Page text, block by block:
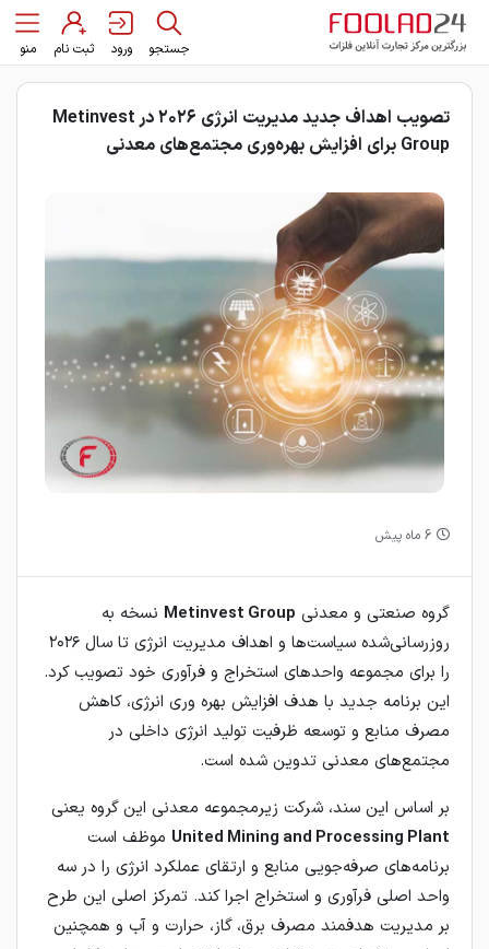
جستجو ورود ثبت نام منو
تصویب اهداف جدید مدیریت انرژی ۲۰۲۶ در Metinvest
Group برای افزایش بهره‌وری مجتمع‌های معدنی
6 ماه پیش
گروه صنعتی و معدنی Metinvest Group نسخه به‌
روزرسانی‌شده سیاست‌ها و اهداف مدیریت انرژی تا سال ۲۰۲۶
را برای مجموعه واحدهای استخراج و فرآوری خود تصویب کرد.
این برنامه جدید با هدف افزایش بهره‌ وری انرژی، کاهش
مصرف منابع و توسعه ظرفیت تولید انرژی داخلی در
مجتمع‌های معدنی تدوین شده است.
بر اساس این سند، شرکت زیرمجموعه معدنی این گروه یعنی
United Mining and Processing Plant موظف است
برنامه‌های صرفه‌جویی منابع و ارتقای عملکرد انرژی را در سه
واحد اصلی فرآوری و استخراج اجرا کند. تمرکز اصلی این طرح
بر مدیریت هدفمند مصرف برق، گاز، حرارت و آب و همچنین